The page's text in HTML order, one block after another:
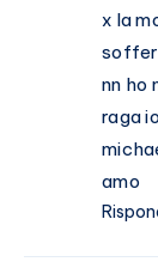
x la
nn ho
raga
amo